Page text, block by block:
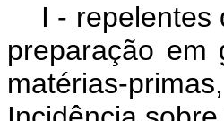
I - repelentes
preparação
matérias-